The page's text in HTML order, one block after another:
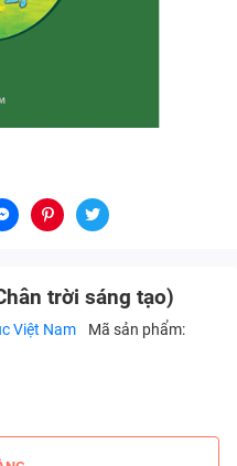
trời sáng tạo)
Việt Nam
Mã sản phẩm: